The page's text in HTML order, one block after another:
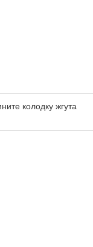
колодку жгута